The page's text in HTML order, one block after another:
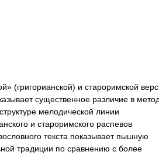
(григорианской) и староримской
существенное различие в
мелодической линии
и староримского распевов
текста показывает пышную
традиции по сравнению с более